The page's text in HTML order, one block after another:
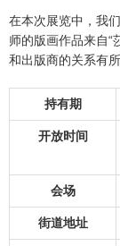
在本次展览中，我
师的版画作品来自“
和出版商的关系有所
持有期
开放时间
会场
街道地址